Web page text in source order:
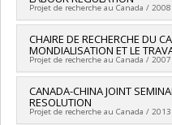
Hughes,Gerhard Bosch ,
Ronald Mccallum,Brian
Edwards, Paul Marginson ,
Marie-Ange Moreau,
Wells, Charlotte Yates,
Heckscher,Larry Haiven,
Annette Jobert,Dominic
Jacques Bélanger
,
Jean-Noël Grenier
humaines du Canada
Grant programs:PV152160-
Projet de recherche au Canada /
Lead researcher :Gregor
CHAIRE DE RECHERCHE DU
MONDIALISATION ET LE
Projet de recherche au Canada /
Lead researcher : Gregor
Funding sources:
SPIIE/
interorganismes à
CANADA-CHINA JOINT
RESOLUTION
Projet de recherche au Canada /